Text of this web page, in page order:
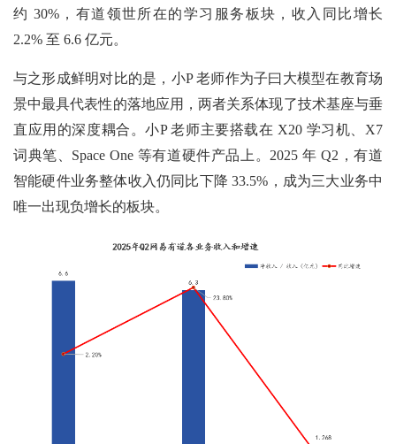
约 30%，有道领世所在的学习服务板块，收入同比增长
2.2% 至 6.6 亿元。
与之形成鲜明对比的是，小P 老师作为子曰大模型在教育场
景中最具代表性的落地应用，两者关系体现了技术基座与垂
直应用的深度耦合。小P 老师主要搭载在 X20 学习机、X7
词典笔、Space One 等有道硬件产品上。2025 年 Q2，有道
智能硬件业务整体收入仍同比下降 33.5%，成为三大业务中
唯一出现负增长的板块。